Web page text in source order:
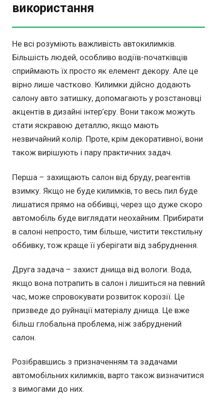
використання
Не всі розуміють важливість автокилимків.
Більшість людей, особливо водіїв-початківців
сприймають їх просто як елемент декору. Але це
вірно лише частково. Килимки дійсно додають
салону авто затишку, допомагають у розстановці
акцентів в дизайні інтер’єру. Вони також можуть
стати яскравою деталлю, якщо мають
незвичайний колір. Проте, крім декоративної, вони
також вирішують і пару практичних задач.
Перша – захищають салон від бруду, реагентів
взимку. Якщо не буде килимків, то весь пил буде
лишатися прямо на оббивці, через що дуже скоро
автомобіль буде виглядати неохайним. Прибирати
в салоні непросто, тим більше, чистити текстильну
оббивку, тож краще її уберігати від забруднення.
Друга задача – захист днища від вологи. Вода,
якщо вона потрапить в салон і лишиться на певний
час, може спровокувати розвиток корозії. Це
призведе до руйнації матеріалу днища. Це вже
більш глобальна проблема, ніж забруднений
салон.
Розібравшись з призначенням та задачами
автомобільних килимків, варто також визначитися
з вимогами до них.